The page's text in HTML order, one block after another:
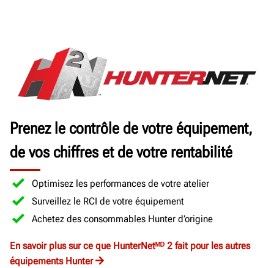
Prenez le contrôle de votre équipement,
de vos chiffres et de votre rentabilité
Optimisez les performances de votre atelier
Surveillez le RCI de votre équipement
Achetez des consommables Hunter d’origine
En savoir plus sur ce que HunterNetᴹᴰ 2 fait pour lesautres
équipements Hunter